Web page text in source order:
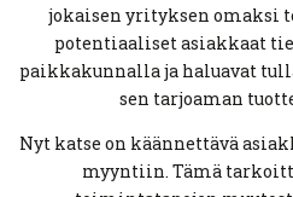
jokaisen yrityksen omaksi
potentiaaliset asiakkaat
paikkakunnalla ja haluavat
sen tarjoaman
Nyt katse on käännettävä
myyntiin. Tämä